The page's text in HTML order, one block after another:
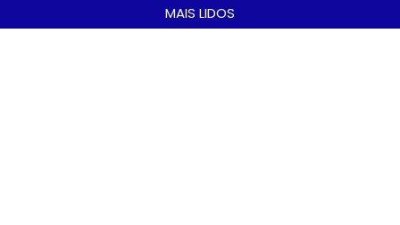
MAIS LIDOS